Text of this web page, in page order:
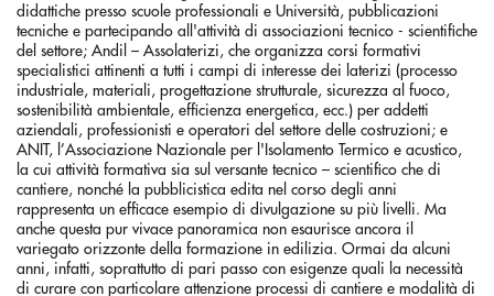
didattiche presso scuole professionali e Università, pubblicazioni
tecniche e partecipando all'attività di associazioni tecnico - scientifiche
del settore; Andil – Assolaterizi, che organizza corsi formativi
specialistici attinenti a tutti i campi di interesse dei laterizi (processo
industriale, materiali, progettazione strutturale, sicurezza al fuoco,
sostenibilità ambientale, efficienza energetica, ecc.) per addetti
aziendali, professionisti e operatori del settore delle costruzioni; e
ANIT, l’Associazione Nazionale per l'Isolamento Termico e acustico,
la cui attività formativa sia sul versante tecnico – scientifico che di
cantiere, nonché la pubblicistica edita nel corso degli anni
rappresenta un efficace esempio di divulgazione su più livelli. Ma
anche questa pur vivace panoramica non esaurisce ancora il
variegato orizzonte della formazione in edilizia. Ormai da alcuni
anni, infatti, soprattutto di pari passo con esigenze quali la necessità
di curare con particolare attenzione processi di cantiere e modalità di